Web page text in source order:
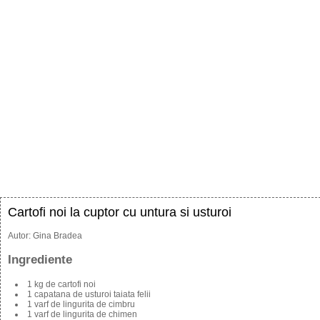
Cartofi noi la cuptor cu untura si usturoi
Autor: Gina Bradea
Ingrediente
1 kg de cartofi noi
1 capatana de usturoi taiata felii
1 varf de lingurita de cimbru
1 varf de lingurita de chimen